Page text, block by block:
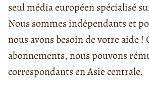
seul média européen spécialisé
Nous sommes indépendants et
nous avons besoin de votre aide !
abonnements, nous pouvons
correspondants en Asie centrale.